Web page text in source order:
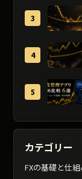
カテゴリー
FXの基礎と仕